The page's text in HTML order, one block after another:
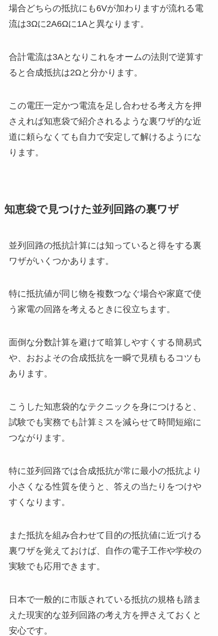
場合どちらの抵抗にも6Vが加わりますが流れる電
流は3Ωに2A6Ωに1Aと異なります。
合計電流は3Aとなりこれをオームの法則で逆算す
ると合成抵抗は2Ωと分かります。
この電圧一定かつ電流を足し合わせる考え方を押
さえれば知恵袋で紹介されるような裏ワザ的な近
道に頼らなくても自力で安定して解けるようにな
ります。
知恵袋で見つけた並列回路の裏ワザ
並列回路の抵抗計算には知っていると得をする裏
ワザがいくつかあります。
特に抵抗値が同じ物を複数つなぐ場合や家庭で使
う家電の回路を考えるときに役立ちます。
面倒な分数計算を避けて暗算しやすくする簡易式
や、おおよその合成抵抗を一瞬で見積もるコツも
あります。
こうした知恵袋的なテクニックを身につけると、
試験でも実務でも計算ミスを減らせて時間短縮に
つながります。
特に並列回路では合成抵抗が常に最小の抵抗より
小さくなる性質を使うと、答えの当たりをつけや
すくなります。
また抵抗を組み合わせて目的の抵抗値に近づける
裏ワザを覚えておけば、自作の電子工作や学校の
実験でも応用できます。
日本で一般的に市販されている抵抗の規格も踏ま
えた現実的な並列回路の考え方を押さえておくと
安心です。